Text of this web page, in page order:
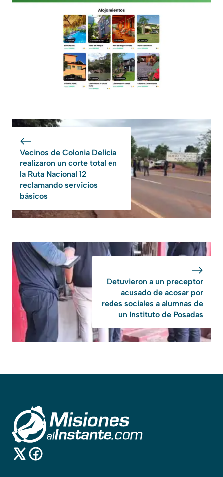
Vecinos de Colonia Delicia
realizaron un corte total en
la Ruta Nacional 12
reclamando servicios
básicos
Detuvieron a un preceptor
acusado de acosar por
redes sociales a alumnas de
un Instituto de Posadas